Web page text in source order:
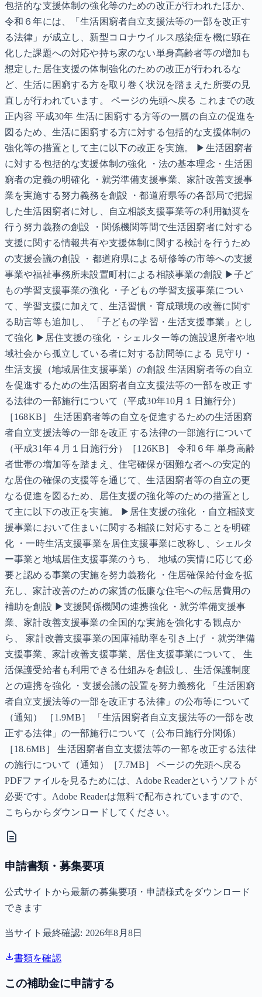
包括的な支援体制の強化等のための改正が行われたほか、
令和６年には、「生活困窮者自立支援法等の一部を改正す
る法律」が成立し、新型コロナウイルス感染症を機に顕在
化した課題への対応や持ち家のない単身高齢者等の増加も
想定した居住支援の体制強化のための改正が行われるな
ど、生活に困窮する方を取り巻く状況を踏まえた所要の見
直しが行われています。 ページの先頭へ戻る これまでの改
正内容 平成30年 生活に困窮する方等の一層の自立の促進を
図るため、生活に困窮する方に対する包括的な支援体制の
強化等の措置として主に以下の改正を実施。 ▶生活困窮者
に対する包括的な支援体制の強化 ・法の基本理念・生活困
窮者の定義の明確化 ・就労準備支援事業、家計改善支援事
業を実施する努力義務を創設 ・都道府県等の各部局で把握
した生活困窮者に対し、自立相談支援事業等の利用勧奨を
行う努力義務の創設 ・関係機関等間で生活困窮者に対する
支援に関する情報共有や支援体制に関する検討を行うため
の支援会議の創設 ・都道府県による研修等の市等への支援
事業や福祉事務所未設置町村による相談事業の創設 ▶子ど
もの学習支援事業の強化 ・子どもの学習支援事業につい
て、学習支援に加えて、生活習慣・育成環境の改善に関す
る助言等も追加し、 「子どもの学習・生活支援事業」とし
て強化 ▶居住支援の強化 ・シェルター等の施設退所者や地
域社会から孤立している者に対する訪問等による 見守り・
生活支援（地域居住支援事業）の創設 生活困窮者等の自立
を促進するための生活困窮者自立支援法等の一部を改正 す
る法律の一部施行について（平成30年10月１日施行分）
［168KB］ 生活困窮者等の自立を促進するための生活困窮
者自立支援法等の一部を改正 する法律の一部施行について
（平成31年４月１日施行分）［126KB］ 令和６年 単身高齢
者世帯の増加等を踏まえ、住宅確保が困難な者への安定的
な居住の確保の支援等を通じて、生活困窮者等の自立の更
なる促進を図るため、居住支援の強化等のための措置とし
て主に以下の改正を実施。 ▶居住支援の強化 ・自立相談支
援事業において住まいに関する相談に対応することを明確
化 ・一時生活支援事業を居住支援事業に改称し、シェルタ
ー事業と地域居住支援事業のうち、 地域の実情に応じて必
要と認める事業の実施を努力義務化 ・住居確保給付金を拡
充し、家計改善のための家賃の低廉な住宅への転居費用の
補助を創設 ▶支援関係機関の連携強化 ・就労準備支援事
業、家計改善支援事業の全国的な実施を強化する観点か
ら、 家計改善支援事業の国庫補助率を引き上げ ・就労準備
支援事業、家計改善支援事業、居住支援事業について、 生
活保護受給者も利用できる仕組みを創設し、生活保護制度
との連携を強化 ・支援会議の設置を努力義務化 「生活困窮
者自立支援法等の一部を改正する法律」の公布等について
（通知） ［1.9MB］ 「生活困窮者自立支援法等の一部を改
正する法律」の一部施行について（公布日施行分関係）
［18.6MB］ 生活困窮者自立支援法等の一部を改正する法律
の施行について（通知）［7.7MB］ ページの先頭へ戻る
PDFファイルを見るためには、Adobe Readerというソフトが
必要です。Adobe Readerは無料で配布されていますので、
こちらからダウンロードしてください。
申請書類・募集要項
公式サイトから最新の募集要項・申請様式をダウンロード
できます
当サイト最終確認: 2026年8月8日
書類を確認
この補助金に申請する